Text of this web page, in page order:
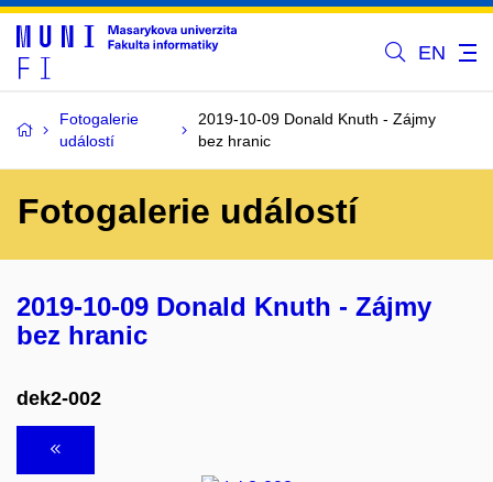
EN
Fotogalerie
událostí
2019-10-09 Donald Knuth - Zájmy
bez hranic
Fotogalerie událostí
2019-10-09 Donald Knuth - Zájmy
bez hranic
dek2-002